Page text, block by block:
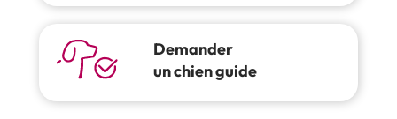
Demander
un chien guide